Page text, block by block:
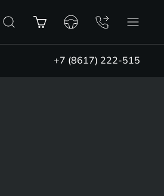
+7 (8617) 222-515